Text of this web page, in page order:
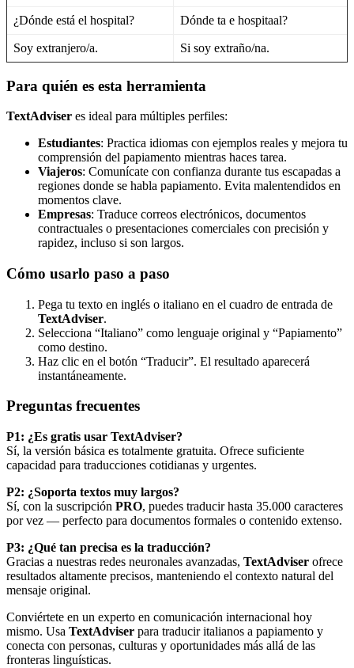
¿Dónde está el hospital? Dónde ta e hospitaal?
Soy extranjero/a. Si soy extraño/na.
Para quién es esta herramienta
TextAdviser es ideal para múltiples perfiles:
Estudiantes: Practica idiomas con ejemplos reales y mejora tu
comprensión del papiamento mientras haces tarea.
Viajeros: Comunícate con confianza durante tus escapadas a
regiones donde se habla papiamento. Evita malentendidos en
momentos clave.
Empresas: Traduce correos electrónicos, documentos
contractuales o presentaciones comerciales con precisión y
rapidez, incluso si son largos.
Cómo usarlo paso a paso
Pega tu texto en inglés o italiano en el cuadro de entrada de
TextAdviser.
Selecciona “Italiano” como lenguaje original y “Papiamento”
como destino.
Haz clic en el botón “Traducir”. El resultado aparecerá
instantáneamente.
Preguntas frecuentes
P1: ¿Es gratis usar TextAdviser?
Sí, la versión básica es totalmente gratuita. Ofrece suficiente
capacidad para traducciones cotidianas y urgentes.
P2: ¿Soporta textos muy largos?
Sí, con la suscripción PRO, puedes traducir hasta 35.000 caracteres
por vez — perfecto para documentos formales o contenido extenso.
P3: ¿Qué tan precisa es la traducción?
Gracias a nuestras redes neuronales avanzadas, TextAdviser ofrece
resultados altamente precisos, manteniendo el contexto natural del
mensaje original.
Conviértete en un experto en comunicación internacional hoy
mismo. Usa TextAdviser para traducir italianos a papiamento y
conecta con personas, culturas y oportunidades más allá de las
fronteras linguísticas.